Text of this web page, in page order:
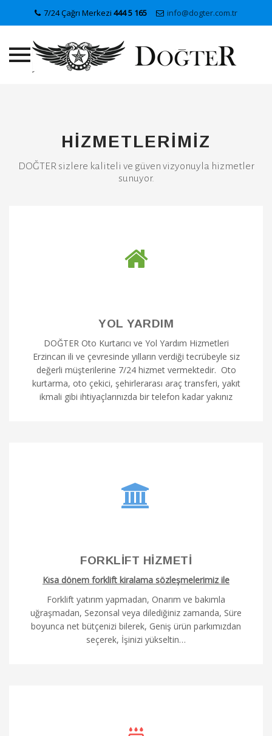
7/24 Çağrı Merkezi 444 5 165 info@dogter.com.tr
HİZMETLERİMİZ
DOĞTER sizlere kaliteli ve güven vizyonuyla hizmetler
sunuyor.
YOL YARDIM
DOĞTER Oto Kurtarıcı ve Yol Yardım Hizmetleri
Erzincan ili ve çevresinde yılların verdiği tecrübeyle siz
değerli müşterilerine 7/24 hizmet vermektedir. Oto
kurtarma, oto çekici, şehirlerarası araç transferi, yakıt
ikmali gibi ihtiyaçlarınızda bir telefon kadar yakınız
FORKLİFT HİZMETİ
Kısa dönem forklift kiralama sözleşmelerimiz ile
Forklift yatırım yapmadan, Onarım ve bakımla
uğraşmadan, Sezonsal veya dilediğiniz zamanda, Süre
boyunca net bütçenizi bilerek, Geniş ürün parkımızdan
seçerek, İşinizi yükseltin…